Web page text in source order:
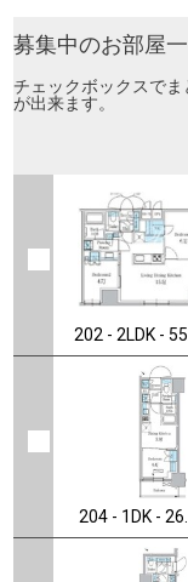
募集中のお部屋
チェックボックスで
が出来ます。
202 - 2LDK -
204 - 1DK -